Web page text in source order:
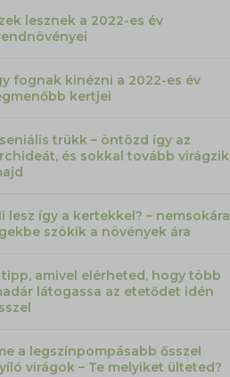
lesznek a 2022-es év
fognak kinézni a 2022-es év
kertjei
trükk – öntözd így az
és sokkal tovább virágzik
lesz így a kertekkel? – nemsokára
szökik a növények ára
tipp, amivel elérheted, hogy több
látogassa az etetődet idén
a legszínpompásabb ősszel
virágok – Te melyiket ülteted?